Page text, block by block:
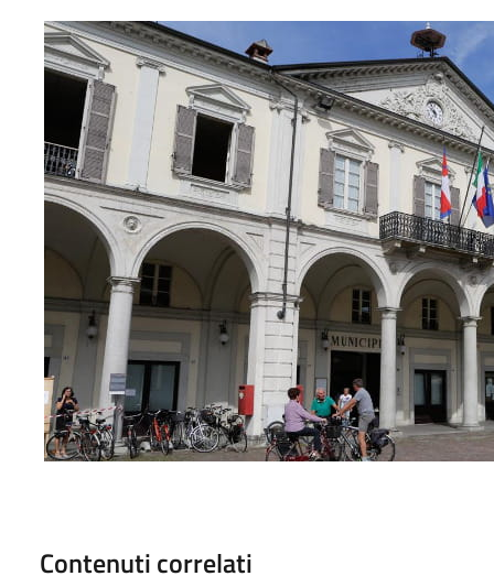
Contenuti correlati